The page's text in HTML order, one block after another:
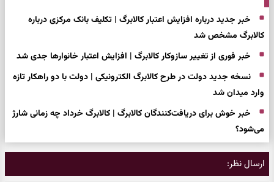
خبر جدید درباره افزایش اعتبار کالابرگ | تکلیف بانک مرکزی درباره
کالابرگ مشخص شد
خبر فوری از تغییر سازوکار کالابرگ | افزایش اعتبار خانوارها جدی شد
نسخه جدید دولت در طرح کالابرگ الکترونیکی | دولت با دو راهکار تازه
وارد میدان شد
خبر خوش برای دریافت‌کنندگان کالابرگ | کالابرگ خرداد چه زمانی شارژ
می‌شود؟
ارسال نظر: